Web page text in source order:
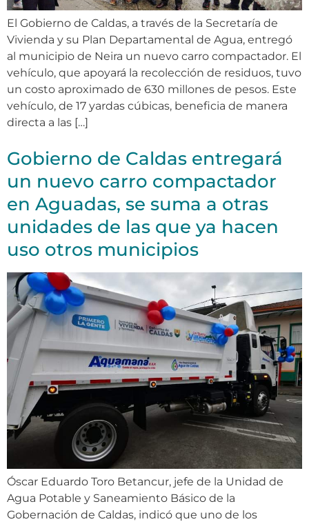
El Gobierno de Caldas, a través de la Secretaría de
Vivienda y su Plan Departamental de Agua, entregó
al municipio de Neira un nuevo carro compactador. El
vehículo, que apoyará la recolección de residuos, tuvo
un costo aproximado de 630 millones de pesos. Este
vehículo, de 17 yardas cúbicas, beneficia de manera
directa a las […]
Gobierno de Caldas entregará
un nuevo carro compactador
en Aguadas, se suma a otras
unidades de las que ya hacen
uso otros municipios
Óscar Eduardo Toro Betancur, jefe de la Unidad de
Agua Potable y Saneamiento Básico de la
Gobernación de Caldas, indicó que uno de los